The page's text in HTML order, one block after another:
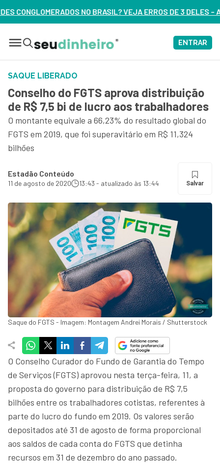
VEJA ERROS DE 3 DELES – ASSISTA AGORA
ENTRAR
SAQUE LIBERADO
Conselho do FGTS aprova distribuição
de R$ 7,5 bi de lucro aos trabalhadores
O montante equivale a 66,23% do resultado global do
FGTS em 2019, que foi superavitário em R$ 11,324
bilhões
Estadão Conteúdo
11 de agosto de 2020 13:43 - atualizado às 13:44 Salvar
Saque do FGTS - Imagem: Montagem Andrei Morais / Shutterstock
O Conselho Curador do Fundo de Garantia do Tempo
de Serviços (FGTS) aprovou nesta terça-feira, 11, a
proposta do governo para distribuição de R$ 7,5
bilhões entre os trabalhadores cotistas, referentes à
parte do lucro do fundo em 2019. Os valores serão
depositados até 31 de agosto de forma proporcional
aos saldos de cada conta do FGTS que detinha
recursos em 31 de dezembro do ano passado.